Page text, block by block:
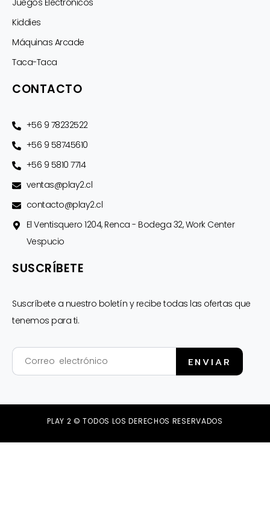
Juegos Electrónicos
Kiddies
Máquinas Arcade
Taca-Taca
CONTACTO
+56 9 78232522
+56 9 58745610
+56 9 5810 7714
ventas@play2.cl
contacto@play2.cl
El Ventisquero 1204, Renca - Bodega 32, Work Center
Vespucio
SUSCRÍBETE
Suscríbete a nuestro boletín y recibe todas las ofertas que
tenemos para ti.
Correo
electrónico
ENVIAR
PLAY 2 © TODOS LOS DERECHOS RESERVADOS